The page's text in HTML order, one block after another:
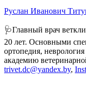
Руслан Иванович
🩺Главный врач
20 лет. Основными
ортопедия,
академию
trivet.dc@yandex.by,